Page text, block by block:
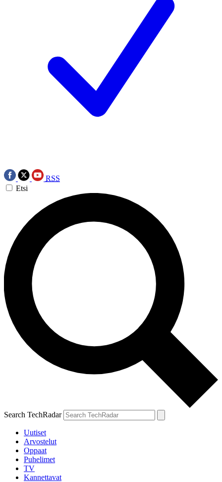
RSS
Etsi
Search TechRadar
Uutiset
Arvostelut
Oppaat
Puhelimet
TV
Kannettavat